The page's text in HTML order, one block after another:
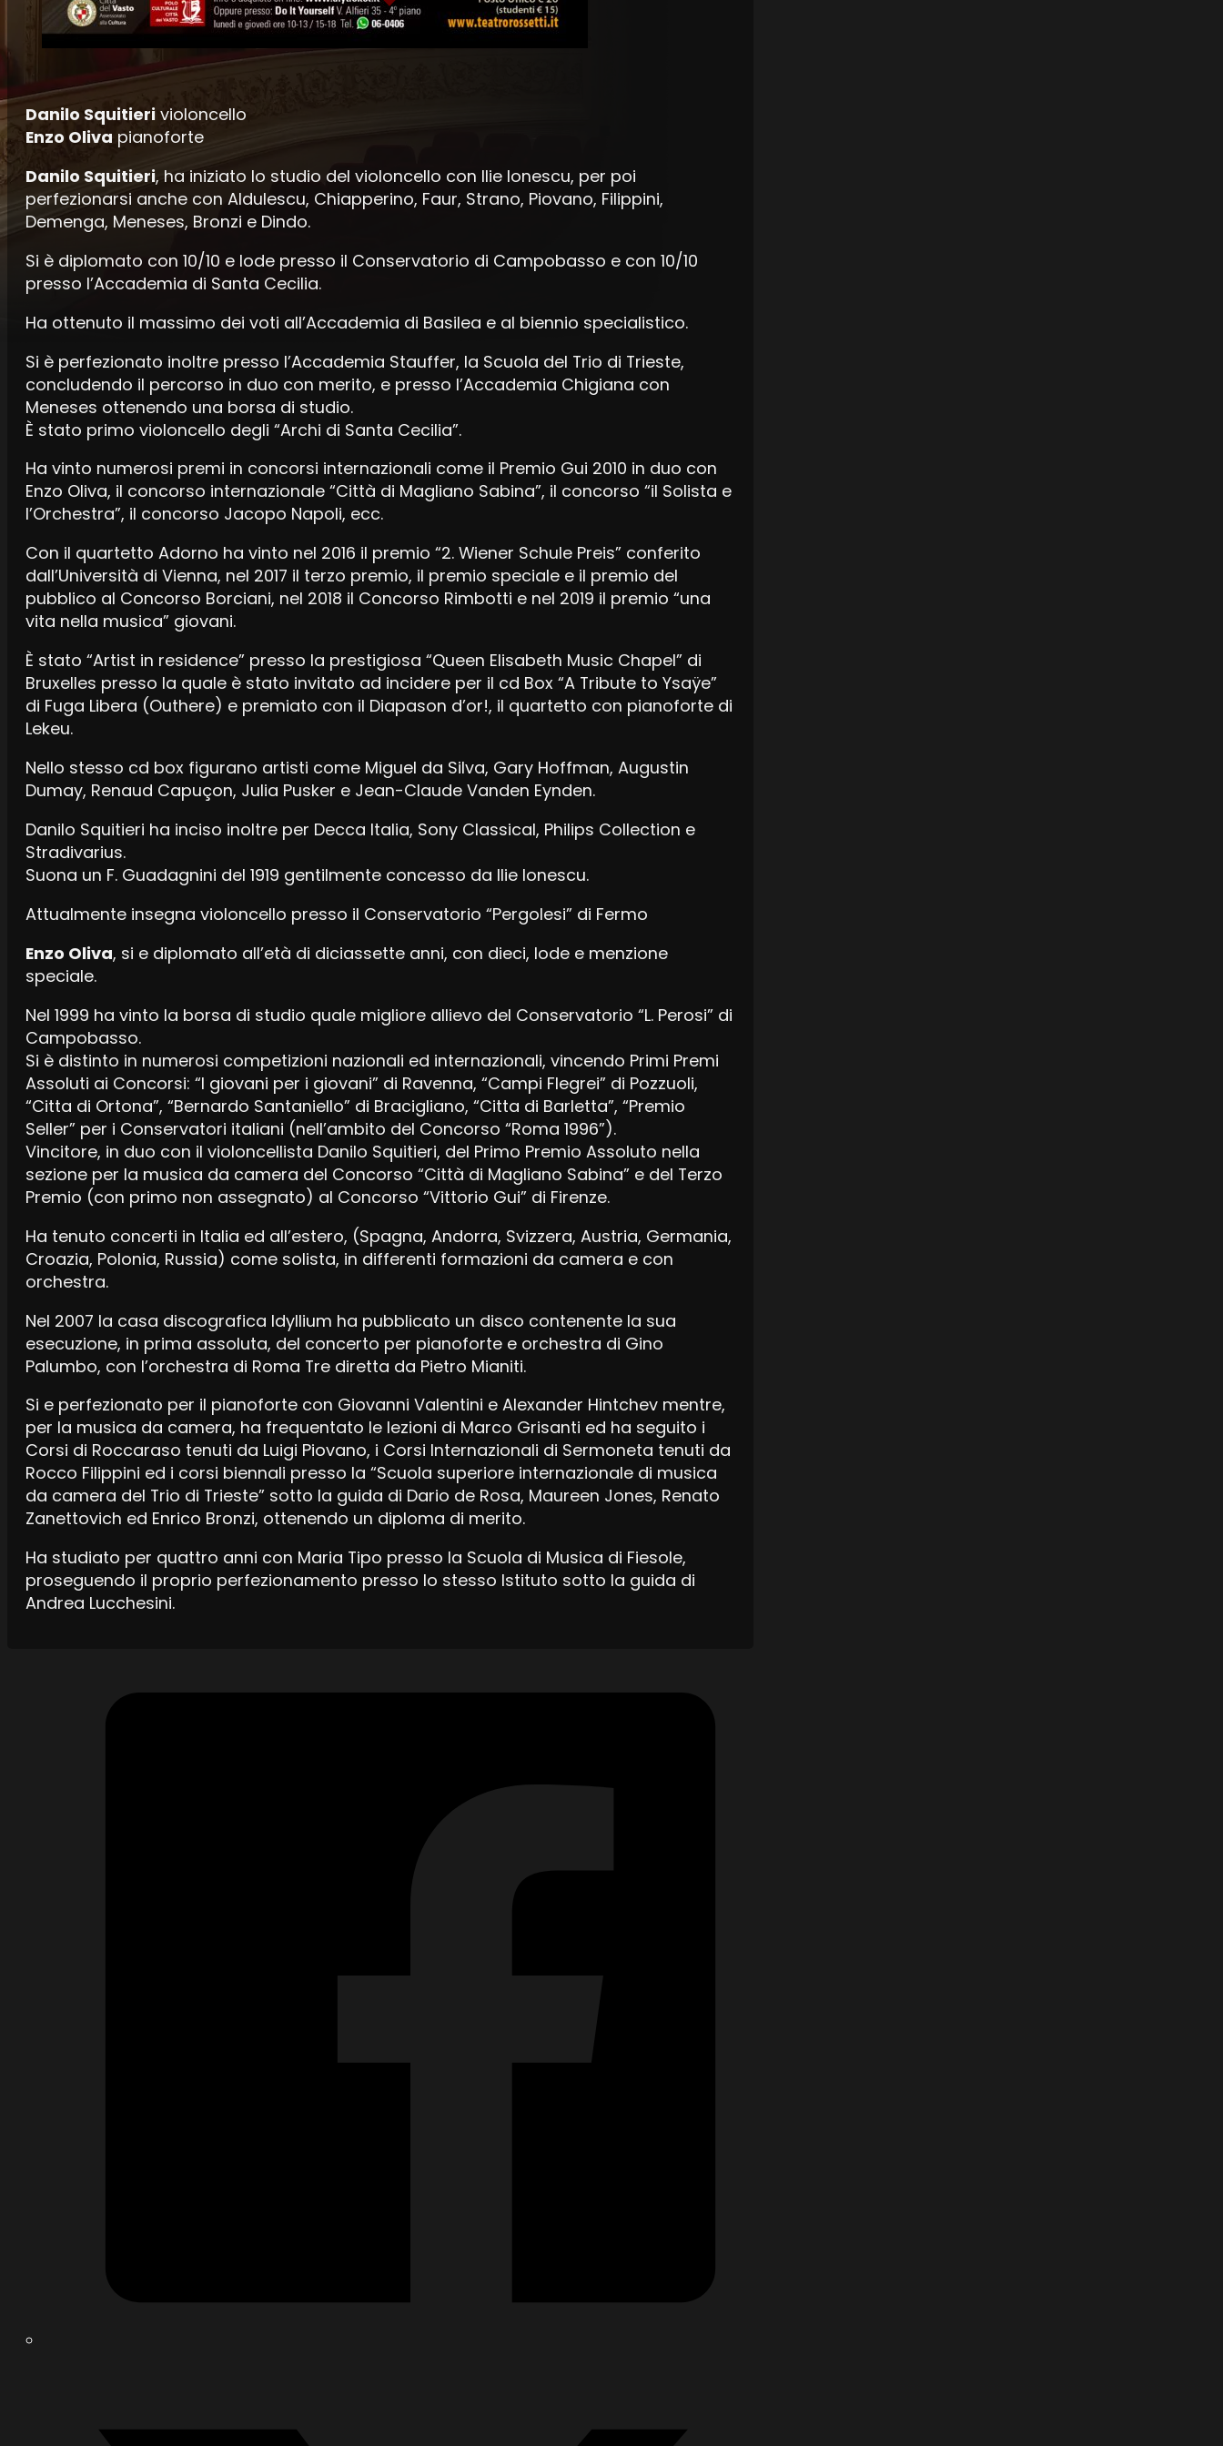
Danilo Squitierivioloncello
Enzo Olivapianoforte
Danilo Squitieri, ha iniziato lo studio del violoncello con Ilie Ionescu, per poi
perfezionarsi anche con Aldulescu, Chiapperino, Faur, Strano, Piovano, Filippini,
Demenga, Meneses, Bronzi e Dindo.
Si è diplomato con 10/10 e lode presso il Conservatorio di Campobasso e con 10/10
presso l’Accademia di Santa Cecilia.
Ha ottenuto il massimo dei voti all’Accademia di Basilea e al biennio specialistico.
Si è perfezionato inoltre presso l’Accademia Stauffer, la Scuola del Trio di Trieste,
concludendo il percorso in duo con merito, e presso l’Accademia Chigiana con
Meneses ottenendo una borsa di studio.
È stato primo violoncello degli “Archi di Santa Cecilia”.
Ha vinto numerosi premi in concorsi internazionali come il Premio Gui 2010 in duo con
Enzo Oliva, il concorso internazionale “Città di Magliano Sabina”, il concorso “il Solista e
l’Orchestra”, il concorso Jacopo Napoli, ecc.
Con il quartetto Adorno ha vinto nel 2016 il premio “2. Wiener Schule Preis” conferito
dall’Università di Vienna, nel 2017 il terzo premio, il premio speciale e il premio del
pubblico al Concorso Borciani, nel 2018 il Concorso Rimbotti e nel 2019 il premio “una
vita nella musica” giovani.
È stato “Artist in residence” presso la prestigiosa “Queen Elisabeth Music Chapel” di
Bruxelles presso la quale è stato invitato ad incidere per il cd Box “A Tribute to Ysaÿe”
di Fuga Libera (Outhere) e premiato con il Diapason d’or!, il quartetto con pianoforte di
Lekeu.
Nello stesso cd box figurano artisti come Miguel da Silva, Gary Hoffman, Augustin
Dumay, Renaud Capuçon, Julia Pusker e Jean-Claude Vanden Eynden.
Danilo Squitieri ha inciso inoltre per Decca Italia, Sony Classical, Philips Collection e
Stradivarius.
Suona un F. Guadagnini del 1919 gentilmente concesso da Ilie Ionescu.
Attualmente insegna violoncello presso il Conservatorio “Pergolesi” di Fermo
Enzo Oliva, si e diplomato all’età di diciassette anni, con dieci, lode e menzione
speciale.
Nel 1999 ha vinto la borsa di studio quale migliore allievo del Conservatorio “L. Perosi” di
Campobasso.
Si è distinto in numerosi competizioni nazionali ed internazionali, vincendo Primi Premi
Assoluti ai Concorsi: “I giovani per i giovani” di Ravenna, “Campi Flegrei” di Pozzuoli,
“Citta di Ortona”, “Bernardo Santaniello” di Bracigliano, “Citta di Barletta”, “Premio
Seller” per i Conservatori italiani (nell’ambito del Concorso “Roma 1996”).
Vincitore, in duo con il violoncellista Danilo Squitieri, del Primo Premio Assoluto nella
sezione per la musica da camera del Concorso “Città di Magliano Sabina” e del Terzo
Premio (con primo non assegnato) al Concorso “Vittorio Gui” di Firenze.
Ha tenuto concerti in Italia ed all’estero, (Spagna, Andorra, Svizzera, Austria, Germania,
Croazia, Polonia, Russia) come solista, in differenti formazioni da camera e con
orchestra.
Nel 2007 la casa discografica Idyllium ha pubblicato un disco contenente la sua
esecuzione, in prima assoluta, del concerto per pianoforte e orchestra di Gino
Palumbo, con l’orchestra di Roma Tre diretta da Pietro Mianiti.
Si e perfezionato per il pianoforte con Giovanni Valentini e Alexander Hintchev mentre,
per la musica da camera, ha frequentato le lezioni di Marco Grisanti ed ha seguito i
Corsi di Roccaraso tenuti da Luigi Piovano, i Corsi Internazionali di Sermoneta tenuti da
Rocco Filippini ed i corsi biennali presso la “Scuola superiore internazionale di musica
da camera del Trio di Trieste” sotto la guida di Dario de Rosa, Maureen Jones, Renato
Zanettovich ed Enrico Bronzi, ottenendo un diploma di merito.
Ha studiato per quattro anni con Maria Tipo presso la Scuola di Musica di Fiesole,
proseguendo il proprio perfezionamento presso lo stesso Istituto sotto la guida di
Andrea Lucchesini.